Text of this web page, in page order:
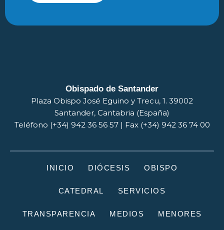
Obispado de Santander
Plaza Obispo José Eguino y Trecu, 1. 39002
Santander, Cantabria (España)
Teléfono (+34) 942 36 56 57 | Fax (+34) 942 36 74 00
INICIO DIÓCESIS OBISPO
CATEDRAL SERVICIOS
TRANSPARENCIA MEDIOS MENORES